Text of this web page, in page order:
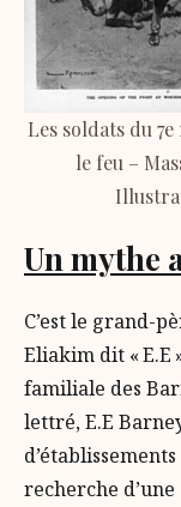
Les soldats du
le feu –
Un mythe
C’est le grand-
Eliakim dit « E.E
familiale des
lettré, E.E
recherche